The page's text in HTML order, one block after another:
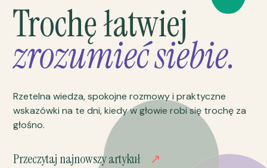
Trochę łatwiej
zrozumieć siebie.
Rzetelna wiedza, spokojne rozmowy i praktyczne
wskazówki na te dni, kiedy w głowie robi się trochę za
głośno.
Przeczytaj najnowszy artykuł ↗